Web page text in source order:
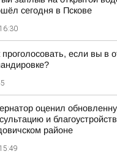
сегодня в Пскове
16:30
проголосовать, если вы в
оценил
и
районе
15:49